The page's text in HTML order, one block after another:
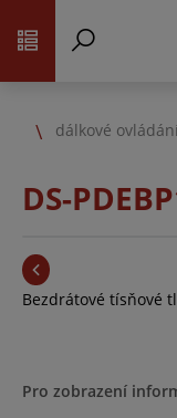
dálkové
DS-
Bezdrátové tísňové
Pro zobrazení